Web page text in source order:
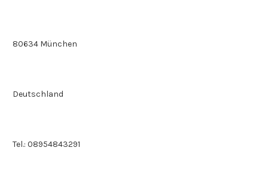
80634 München
Deutschland
Tel.: 08954843291